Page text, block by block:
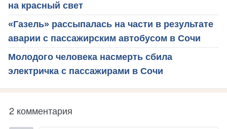
на красный свет
«Газель» рассыпалась на части в результате
аварии с пассажирским автобусом в Сочи
Молодого человека насмерть сбила
электричка с пассажирами в Сочи
2 комментария